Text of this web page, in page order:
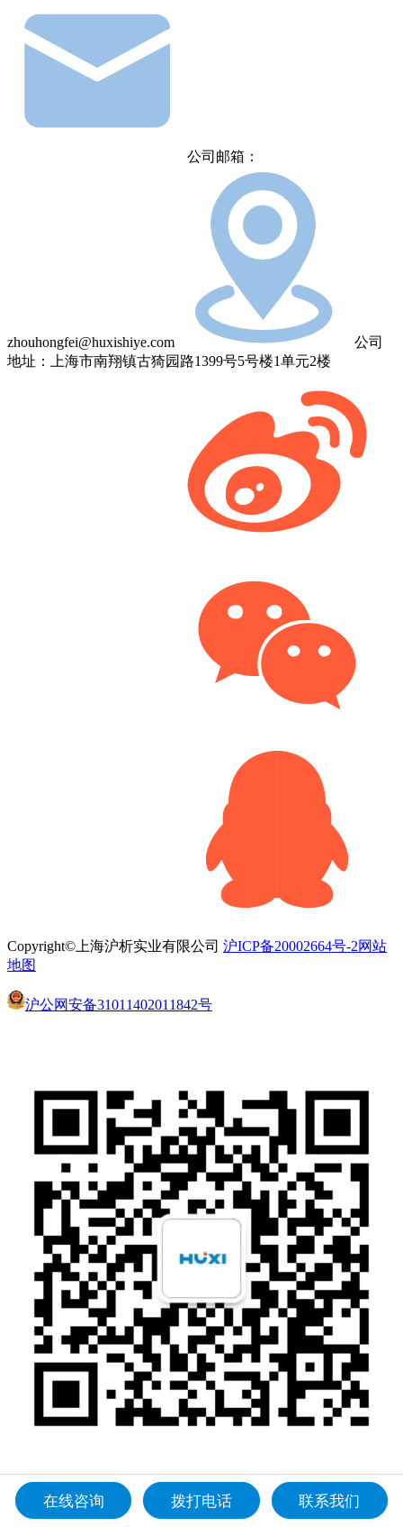
公司邮箱：
zhouhongfei@huxishiye.com
公司
地址：上海市南翔镇古猗园路1399号5号楼1单元2楼
Copyright©上海沪析实业有限公司 沪ICP备20002664号-2网站
地图
沪公网安备31011402011842号
4008081508
在线咨询 拨打电话 联系我们